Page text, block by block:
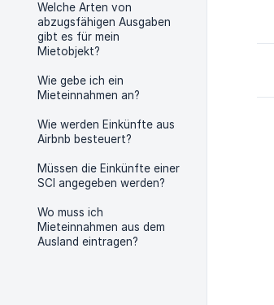
Welche Arten von
abzugsfähigen Ausgaben
gibt es für mein
Mietobjekt?
Wie gebe ich ein
Mieteinnahmen an?
Wie werden Einkünfte aus
Airbnb besteuert?
Müssen die Einkünfte einer
SCI angegeben werden?
Wo muss ich
Mieteinnahmen aus dem
Ausland eintragen?